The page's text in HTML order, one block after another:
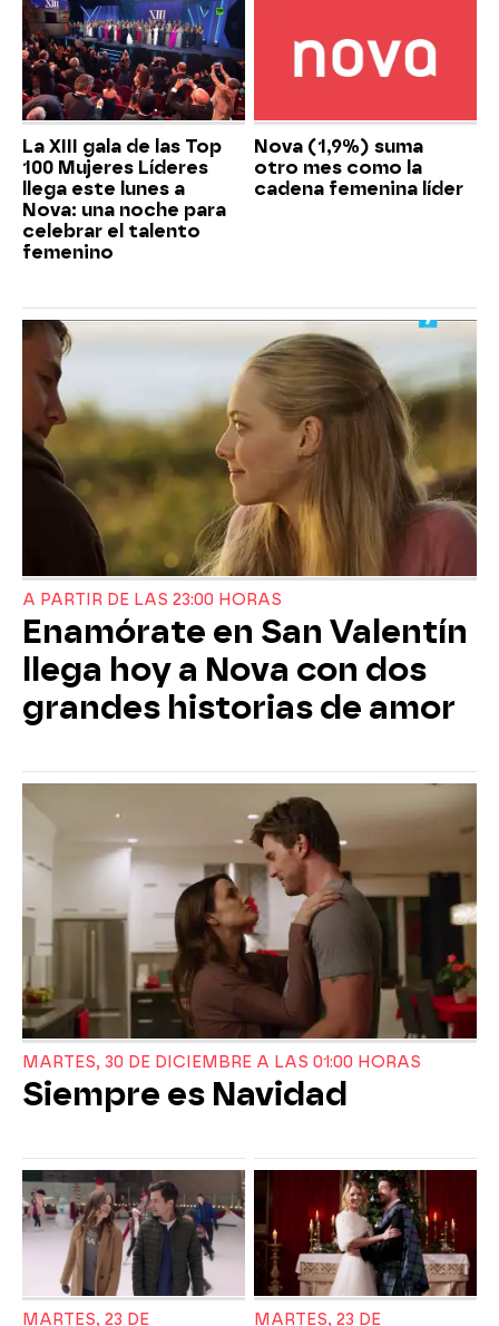
La XIII gala de las Top
100 Mujeres Líderes
llega este lunes a
Nova: una noche para
celebrar el talento
femenino
Nova (1,9%) suma
otro mes como la
cadena femenina líder
A PARTIR DE LAS 23:00 HORAS
Enamórate en San Valentín
llega hoy a Nova con dos
grandes historias de amor
MARTES, 30 DE DICIEMBRE A LAS 01:00 HORAS
Siempre es Navidad
MARTES, 23 DE
MARTES, 23 DE